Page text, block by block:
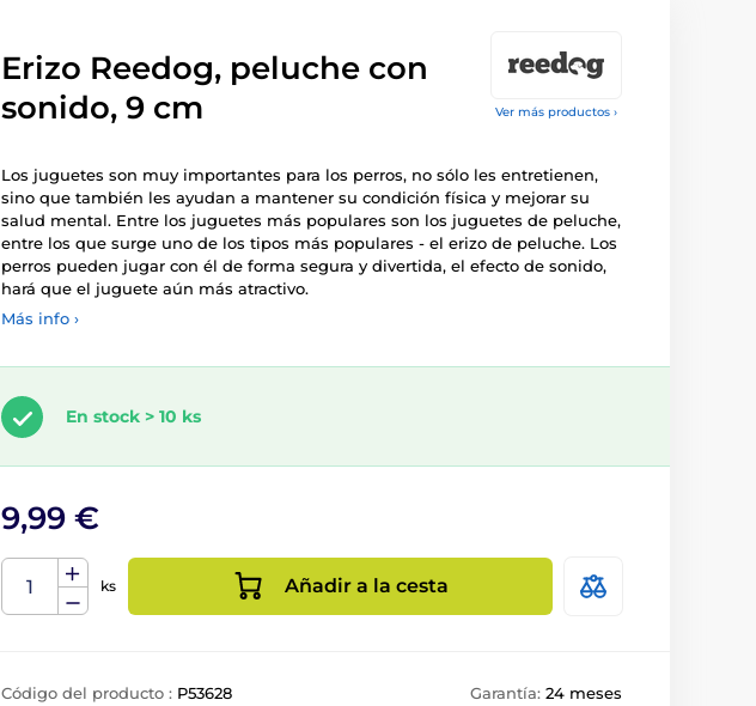
Ver más productos ›
Erizo Reedog, peluche con
sonido, 9 cm
Los juguetes son muy importantes para los perros, no sólo les entretienen,
sino que también les ayudan a mantener su condición física y mejorar su
salud mental. Entre los juguetes más populares son los juguetes de peluche,
entre los que surge uno de los tipos más populares - el erizo de peluche. Los
perros pueden jugar con él de forma segura y divertida, el efecto de sonido,
hará que el juguete aún más atractivo.
Más info ›
En stock > 10 ks
9,99 €
ks Añadir a la cesta
Código del producto : P53628 Garantía: 24 meses